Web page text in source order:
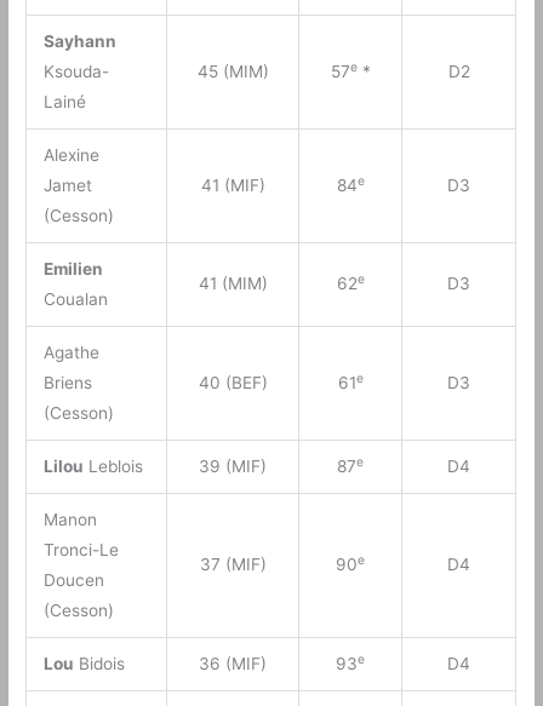
Sayhann
Ksouda-
Lainé
45 (MIM) 57e* D2
Alexine
Jamet
(Cesson)
41 (MIF) 84e D3
Emilien
Coualan
41 (MIM) 62e D3
Agathe
Briens
(Cesson)
40 (BEF) 61e D3
Lilou Leblois 39 (MIF) 87e D4
Manon
Tronci-Le
Doucen
(Cesson)
37 (MIF) 90e D4
Lou Bidois 36 (MIF) 93e D4